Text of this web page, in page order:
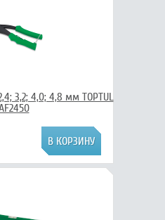
3,2; 4,0; 4,8 мм TOPTUL